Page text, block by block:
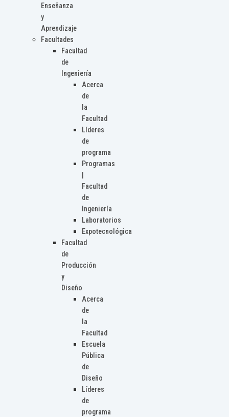
Enseñanza
y
Aprendizaje
Facultades
Facultad
de
Ingeniería
Acerca
de
la
Facultad
Líderes
de
programa
Programas
Facultad
de
Ingeniería
Laboratorios
Expotecnológica
Facultad
de
Producción
y
Diseño
Acerca
de
la
Facultad
Escuela
Pública
de
Diseño
Líderes
de
programa